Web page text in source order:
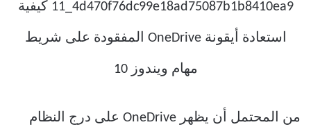
من المحتمل أن يظهر OneDrive على درج النظام